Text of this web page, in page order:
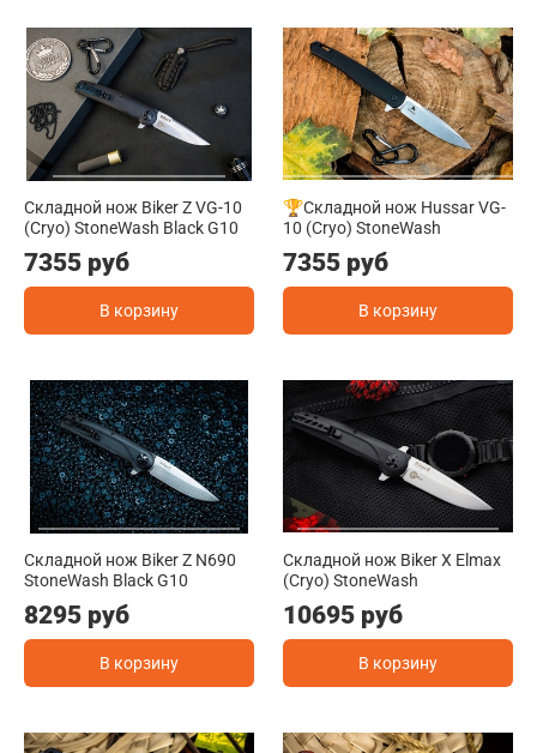
Складной нож Biker Z VG-10
(Cryo) StoneWash Black G10
7355 руб
В корзину
🏆Складной нож Hussar VG-
10 (Cryo) StoneWash
7355 руб
В корзину
Складной нож Biker Z N690
StoneWash Black G10
8295 руб
В корзину
Складной нож Biker X Elmax
(Cryo) StoneWash
10695 руб
В корзину